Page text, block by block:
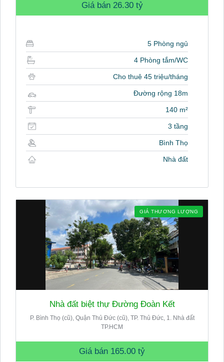
Giá bán 26.30 tỷ
5 Phòng ngủ
4 Phòng tắm/WC
Cho thuê 45 triệu/tháng
Đường rộng 18m
140 m²
3 tầng
Bình Thọ
Nhà đất
GIÁ THƯƠNG LƯỢNG
Nhà đất biệt thự Đường Đoàn Kết
P. Bình Thọ (cũ), Quận Thủ Đức (cũ), TP. Thủ Đức, 1. Nhà đất
TP.HCM
Giá bán 165.00 tỷ